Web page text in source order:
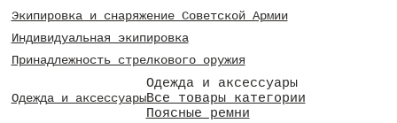
Экипировка и снаряжение Советской Армии
Индивидуальная экипировка
Принадлежность стрелкового оружия
Одежда и аксессуары
Одежда и аксессуары
Все товары категории
Поясные ремни